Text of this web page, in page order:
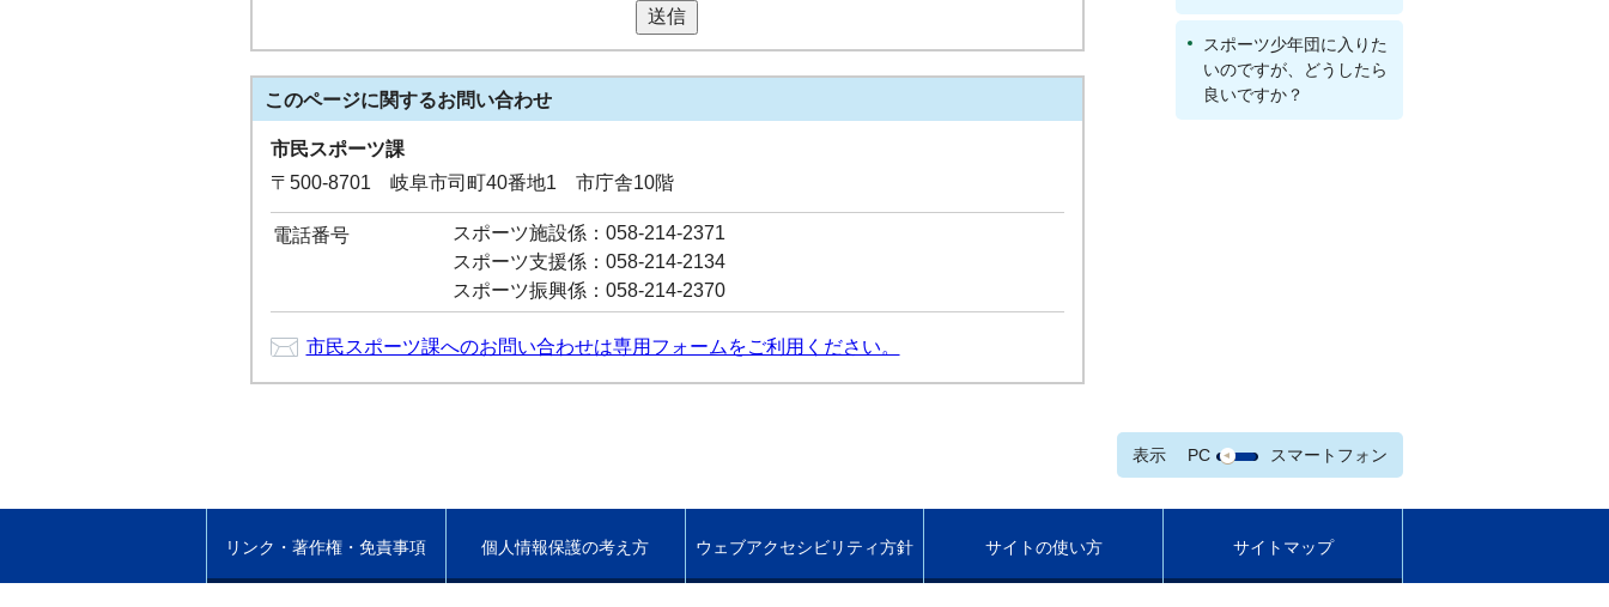
送信
このページに関するお問い合わせ
市民スポーツ課
〒500-8701 岐阜市司町40番地1 市庁舎10階
電話番号
スポーツ施設係：058-214-2371
スポーツ支援係：058-214-2134
スポーツ振興係：058-214-2370
市民スポーツ課へのお問い合わせは専用フォームをご利用ください。
スポーツ少年団に入りた
いのですが、どうしたら
良いですか？
表示 PC スマートフォン
リンク・著作権・免責事項 個人情報保護の考え方 ウェブアクセシビリティ方針 サイトの使い方 サイトマップ